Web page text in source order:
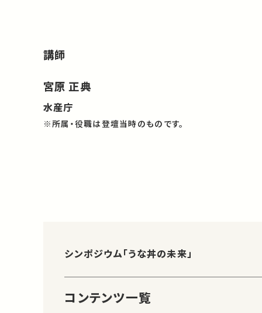
講師
宮原 正典
水産庁
※所属・役職は登壇当時のものです。
シンポジウム「うな丼の未来」
コンテンツ一覧